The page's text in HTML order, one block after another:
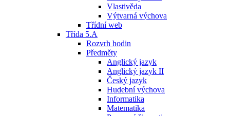
Vlastivěda
Výtvarná výchova
Třídní web
Třída 5.A
Rozvrh hodin
Předměty
Anglický jazyk
Anglický jazyk II
Český jazyk
Hudební výchova
Informatika
Matematika